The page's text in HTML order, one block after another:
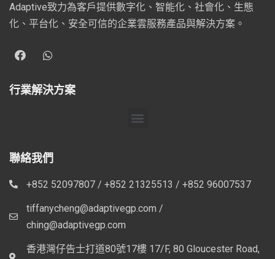
Adaptive致力為客戶提供數字化、智能化、社會化、生態
化、平台化、安全可信的企業雲服務產品與解決方案。
行業解決方案
聯絡我們
+852 52097807 / +852 21325513 / +852 96007537
tiffanycheng@adaptivegp.com /
ching@adaptivegp.com
香港灣仔告士打道80號17樓 17/F, 80 Gloucester Road,